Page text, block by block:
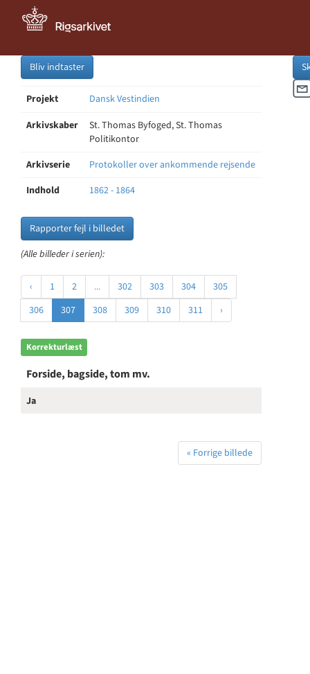
Bliv indtaster
Projekt
Dansk Vestindien
Arkivskaber
St. Thomas Byfoged, St. Thomas
Politikontor
Arkivserie
Protokoller over ankommende rejsende
Indhold
1862 - 1864
Rapporter fejl i billedet
(Alle billeder i serien):
‹ 1 2 ... 302 303 304
305
306
307 308 309 310 311 ›
Korrekturlæst
Forside, bagside, tom mv.
Ja
« Forrige billede